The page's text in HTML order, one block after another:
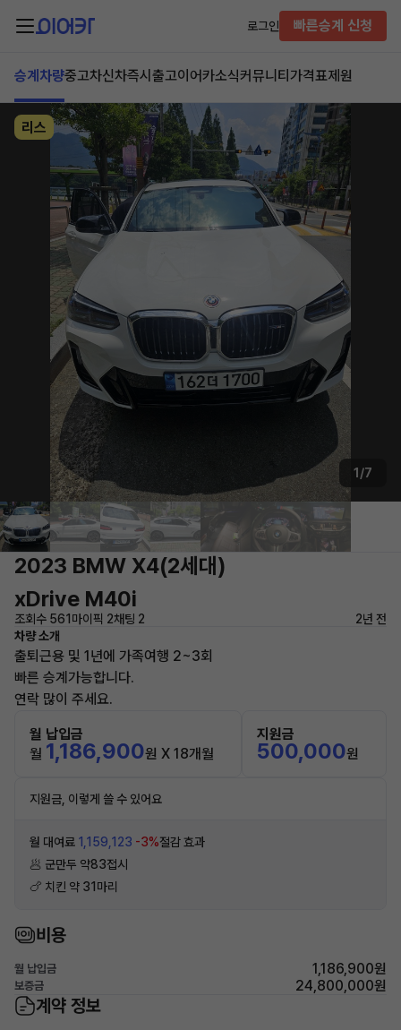
로그인 빠른승계 신청
승계차량중고차신차즉시출고이어카소식커뮤니티 가격표제원
리스
1/7
2023 BMW X4(2세대)
xDrive M40i
조회수 561 마이픽 2채팅 2
2년 전
차량 소개
출퇴근용 및 1년에 가족여행 2~3회
빠른 승계가능합니다.
연락 많이 주세요.
월 납입금
월 1,186,900원 X 18개월
지원금
500,000원
지원금, 이렇게 쓸 수 있어요
월 대여료 1,159,123 -3%절감 효과
🥟 군만두 약83접시
🍗 치킨 약 31마리
비용
월 납입금 1,186,900원
보증금 24,800,000원
계약 정보